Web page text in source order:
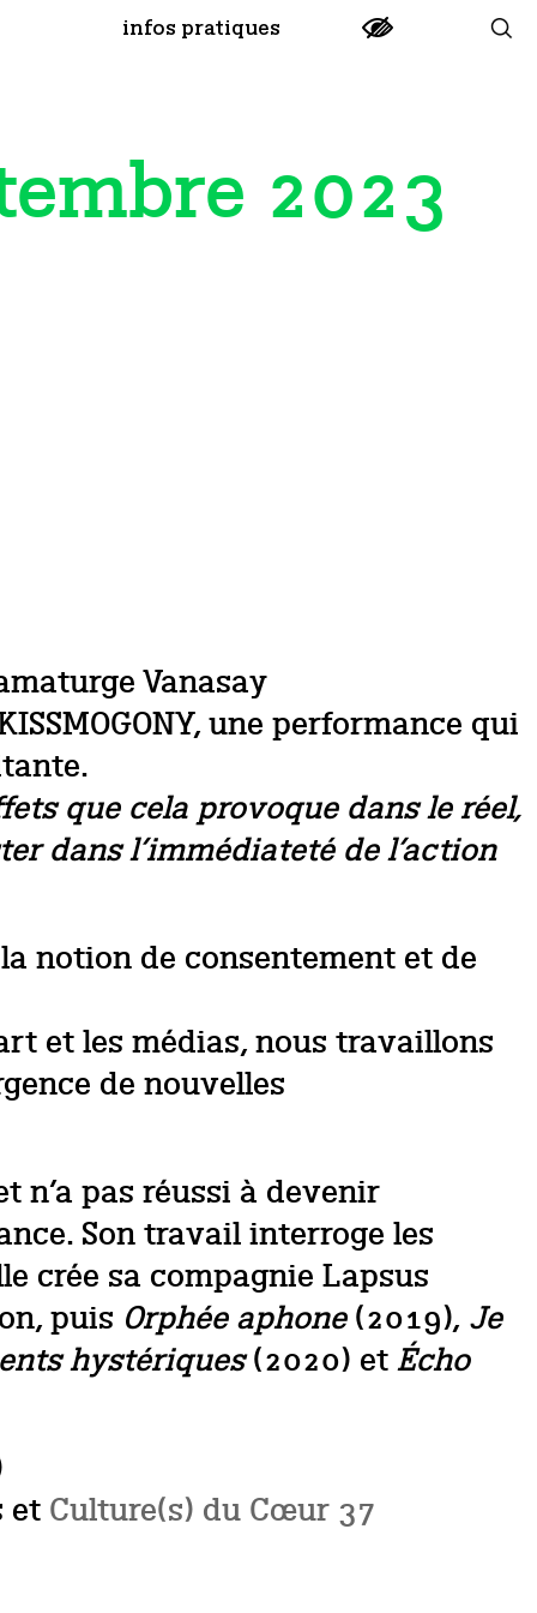
infos pratiques
2023
Vanasay
une performance qui
que cela provoque dans le réel,
dans l’immédiateté de l’action
notion de consentement et de
et les médias, nous travaillons
de nouvelles
n’a pas réussi à devenir
Son travail interroge les
crée sa compagnie Lapsus
puis Orphée aphone(2019), Je
hystériques(2020) etÉcho
et Culture(s) du Cœur 37